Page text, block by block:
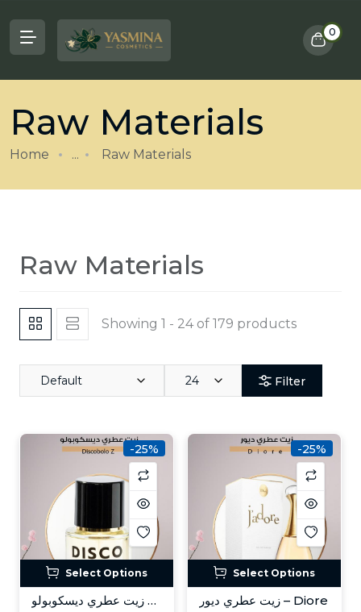
0
Raw Materials
Home ... Raw Materials
Raw Materials
Showing 1 - 24 of 179 products
Default 24 Filter
-25%
Select Options
زيت عطري ديسكوبولو – Discobolo Z
-25%
Select Options
زيت عطري ديور – Diore